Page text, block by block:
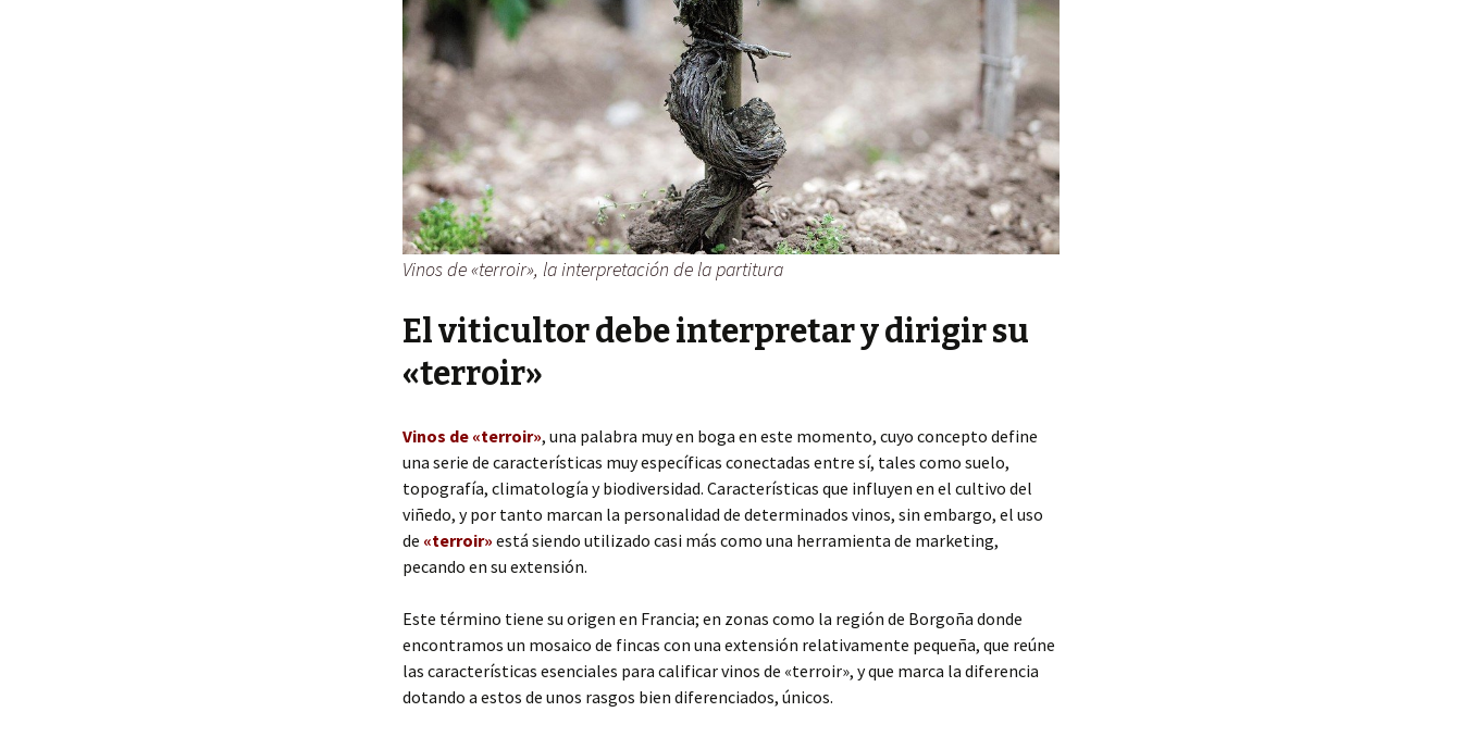
Vinos de «terroir», la interpretación de la partitura
El viticultor debe interpretar y dirigir su
«terroir»
Vinos de «terroir», una palabra muy en boga en este momento, cuyo concepto define
una serie de características muy específicas conectadas entre sí, tales como suelo,
topografía, climatología y biodiversidad. Características que influyen en el cultivo del
viñedo, y por tanto marcan la personalidad de determinados vinos, sin embargo, el uso
de «terroir» está siendo utilizado casi más como una herramienta de marketing,
pecando en su extensión.
Este término tiene su origen en Francia; en zonas como la región de Borgoña donde
encontramos un mosaico de fincas con una extensión relativamente pequeña, que reúne
las características esenciales para calificar vinos de «terroir», y que marca la diferencia
dotando a estos de unos rasgos bien diferenciados, únicos.